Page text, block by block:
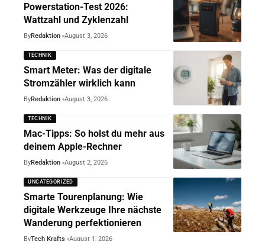
Powerstation-Test 2026:
Wattzahl und Zyklenzahl
ByRedaktion August 3, 2026
TECHNIK
Smart Meter: Was der digitale
Stromzähler wirklich kann
ByRedaktion August 3, 2026
TECHNIK
Mac-Tipps: So holst du mehr aus
deinem Apple-Rechner
ByRedaktion August 2, 2026
UNCATEGORIZED
Smarte Tourenplanung: Wie
digitale Werkzeuge Ihre nächste
Wanderung perfektionieren
ByTech Krafts August 1, 2026